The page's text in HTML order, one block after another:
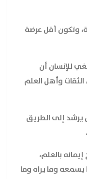
وتكون أقل عرضة
للإنسان أن
وأهل العلم
يرشد إلى الطريق
بالعلم،
وما يراه وما